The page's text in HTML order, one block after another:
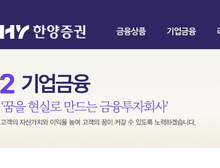
금융상품 기업금융